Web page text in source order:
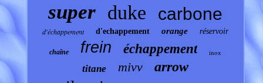
super duke carbone
d'échappement d'echappement orange réservoir
chaîne frein échappement inox
titane mivv arrow